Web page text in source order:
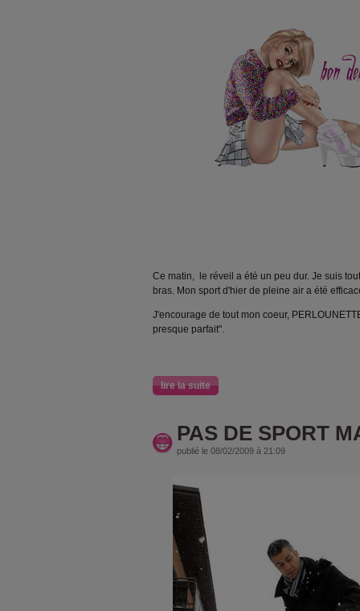
Ce matin, le réveil a été un peu dur. Je suis
bras. Mon sport d'hier de pleine air a été
J'encourage de tout mon coeur,
presque parfait".
lire la suite
PAS DE SPORT
publié le 08/02/2009 à 21:09